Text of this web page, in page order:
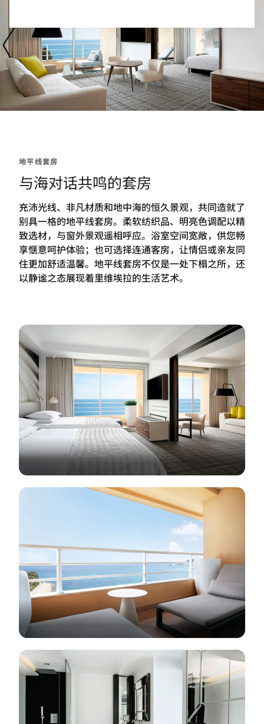
地平线套房
与海对话共鸣的套房
充沛光线、非凡材质和地中海的恒久景观，共同造就了
别具一格的地平线套房。柔软纺织品、明亮色调配以精
致选材，与窗外景观遥相呼应。浴室空间宽敞，供您畅
享惬意呵护体验；也可选择连通客房，让情侣或亲友同
住更加舒适温馨。地平线套房不仅是一处下榻之所，还
以静谧之态展现着里维埃拉的生活艺术。